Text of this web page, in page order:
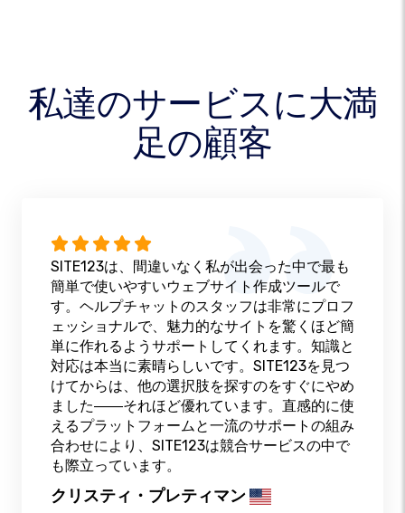
私達のサービスに大満
足の顧客
SITE123は、間違いなく私が出会った中で最も
簡単で使いやすいウェブサイト作成ツールで
す。ヘルプチャットのスタッフは非常にプロフ
ェッショナルで、魅力的なサイトを驚くほど簡
単に作れるようサポートしてくれます。知識と
対応は本当に素晴らしいです。SITE123を見つ
けてからは、他の選択肢を探すのをすぐにやめ
ました――それほど優れています。直感的に使
えるプラットフォームと一流のサポートの組み
合わせにより、SITE123は競合サービスの中で
も際立っています。
クリスティ・プレティマン